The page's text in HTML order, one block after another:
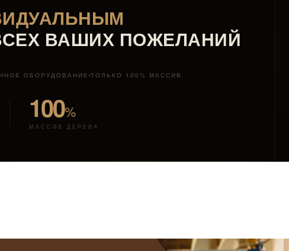
ВАШИХ ПОЖЕЛАНИЙ
ОБОРУДОВАНИЕ ТОЛЬКО 100% МАССИВ
100%
МАССИВ ДЕРЕВА